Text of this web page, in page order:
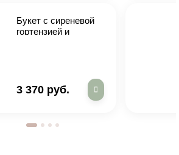
Букет с сиреневой
гортензией и
3 370 руб.